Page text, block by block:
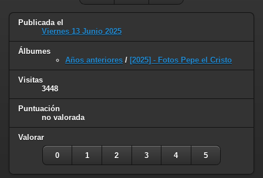
Publicada el
Viernes 13 Junio 2025
Álbumes
Años anteriores / [2025] - Fotos Pepe el Cristo
Visitas
3448
Puntuación
no valorada
Valorar
0 1 2 3 4 5